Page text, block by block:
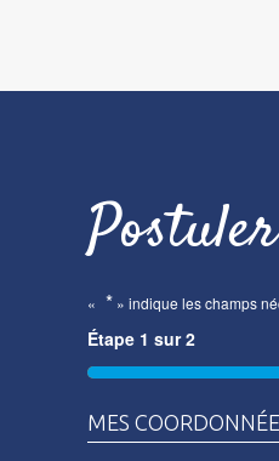
Postuler
« * » indique les champs
Étape 1 sur2
50%
MES